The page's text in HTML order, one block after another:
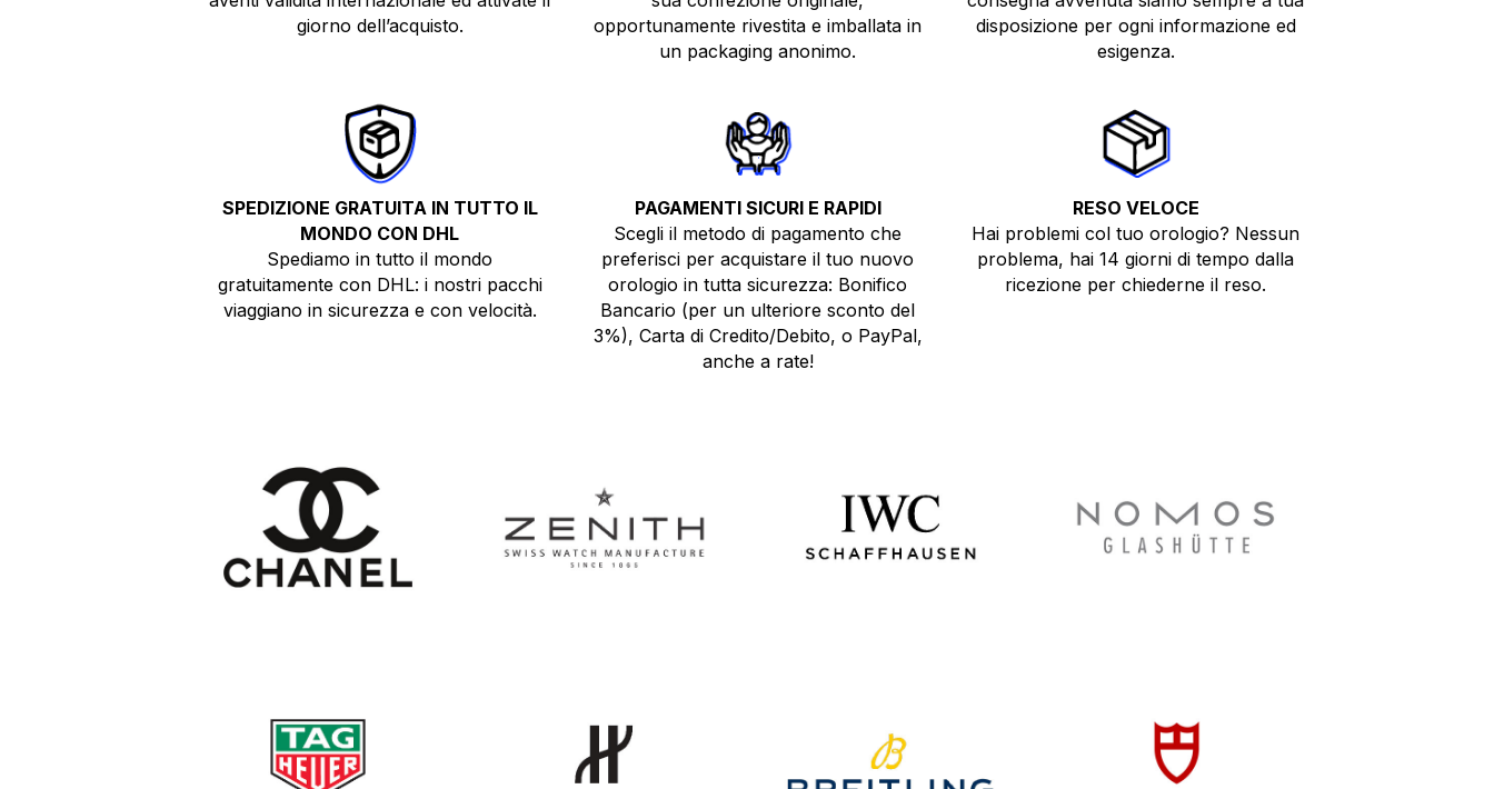
giorno dell’acquisto.
opportunamente rivestita e imballata in
un packaging anonimo.
disposizione per ogni informazione ed
esigenza.
SPEDIZIONE GRATUITA IN TUTTO IL
MONDO CON DHL
Spediamo in tutto il mondo
gratuitamente con DHL: i nostri pacchi
viaggiano in sicurezza e con velocità.
PAGAMENTI SICURI E RAPIDI
Scegli il metodo di pagamento che
preferisci per acquistare il tuo nuovo
orologio in tutta sicurezza: Bonifico
Bancario (per un ulteriore sconto del
3%), Carta di Credito/Debito, o PayPal,
anche a rate!
RESO VELOCE
Hai problemi col tuo orologio? Nessun
problema, hai 14 giorni di tempo dalla
ricezione per chiederne il reso.